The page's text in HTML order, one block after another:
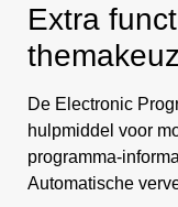
Extra
De Electronic
hulpmiddel voor
programma-
Automatische